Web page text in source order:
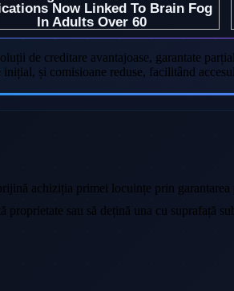
de creditare avantajoase, garantate
și comisioane reduse, facilitând
achiziția primei locuințe prin garantarea
sau să dețină una cu suprafață